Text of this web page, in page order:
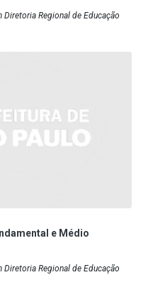
Regional de Educação
e Médio
Regional de Educação